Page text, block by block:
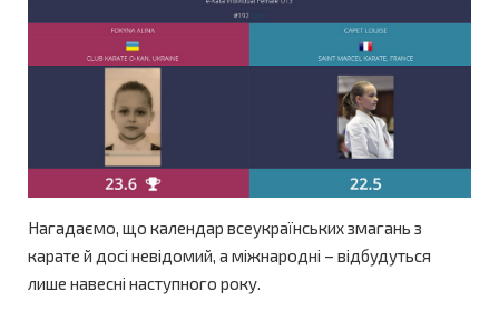
Нагадаємо, що календар всеукраїнських змагань з
карате й досі невідомий, а міжнародні – відбудуться
лише навесні наступного року.